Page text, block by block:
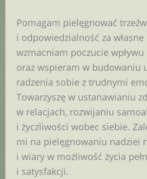
Pomagam pielęgnować
i odpowiedzialność za własne
wzmacniam poczucie
oraz wspieram w budowaniu
radzenia sobie z trudnymi
Towarzyszę w ustanawianiu
w relacjach, rozwijaniu
i życzliwości wobec siebie.
mi na pielęgnowaniu nadziei
i wiary w możliwość życia
i satysfakcji.